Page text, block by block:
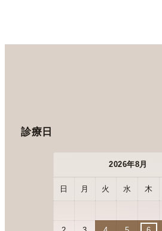
診療日
2026年8月
日 月 火 水 木